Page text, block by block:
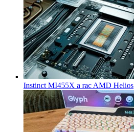
Instinct MI455X a rac AMD Helios